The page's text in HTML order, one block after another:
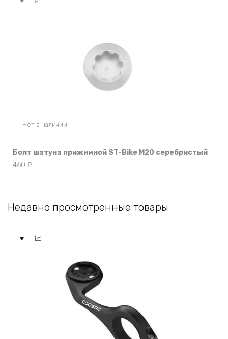
Нет в наличии
Болт шатуна прижимной ST-Bike M20 серебристый
460 ₽
Недавно просмотренные товары